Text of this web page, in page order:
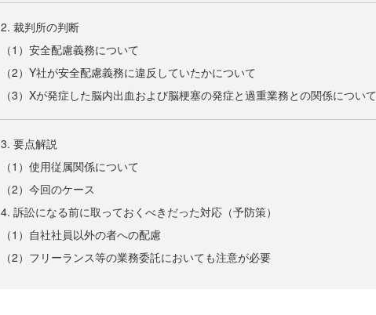
2. 裁判所の判断
（1）安全配慮義務について
（2）Y社が安全配慮義務に違反していたかについて
（3）Xが発症した脳内出血および脳梗塞の発症と過重業務との関係について
3. 要点解説
（1）使用従属関係について
（2）今回のケース
4. 訴訟になる前に取っておくべきだった対応（予防策）
（1）自社社員以外の者への配慮
（2）フリーランス等の業務委託においても注意が必要